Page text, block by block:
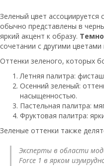
Зеленый цвет
обычно представлены в
яркий акцент к образу.
сочетании с другими
Оттенки зеленого, которых
Летняя палитра:
Осенний зеленый:
насыщенностью.
Пастельная палитра:
Фруктовая палитра:
Зеленые оттенки также
Эксперты в области
Force 1 в ярком